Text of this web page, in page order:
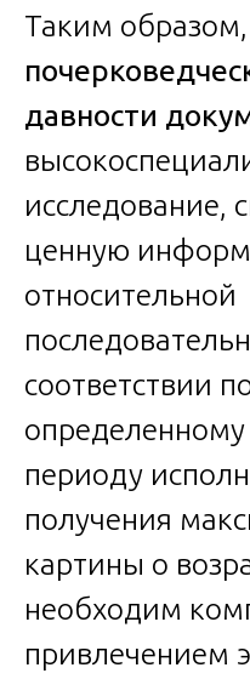
Таким образом,
давности
исследование,
ценную
относительной
соответствии
периоду
получения
картины о
необходим
привлечением